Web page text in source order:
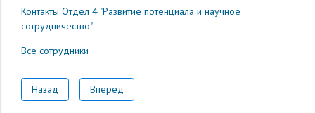
Контакты Отдел 4 "Развитие потенциала и научное
сотрудничество"
Все сотрудники
Назад Вперед